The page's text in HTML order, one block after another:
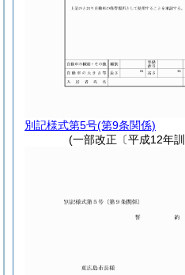
別記様式第5号(第9条関係)
(一部改正〔平成12年